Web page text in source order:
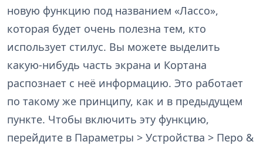
новую функцию под названием «Лассо»,
которая будет очень полезна тем, кто
использует стилус. Вы можете выделить
какую-нибудь часть экрана и Кортана
распознает с неё информацию. Это работает
по такому же принципу, как и в предыдущем
пункте. Чтобы включить эту функцию,
перейдите в Параметры > Устройства > Перо &